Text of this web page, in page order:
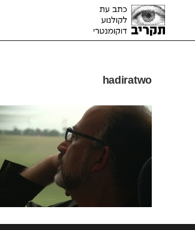
hadiratwo